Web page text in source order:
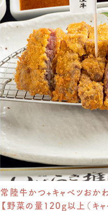
常陸牛かつ+キャベツおか
【野菜の量120g以上（キャ